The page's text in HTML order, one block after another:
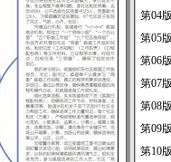
第04
第05
第06
第07
第08
第09
第10